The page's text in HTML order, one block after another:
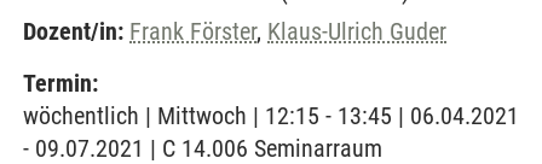
Dozent/in: Frank Förster, Klaus-Ulrich Guder
Termin:
wöchentlich | Mittwoch | 12:15 - 13:45 | 06.04.2021
- 09.07.2021 | C 14.006 Seminarraum